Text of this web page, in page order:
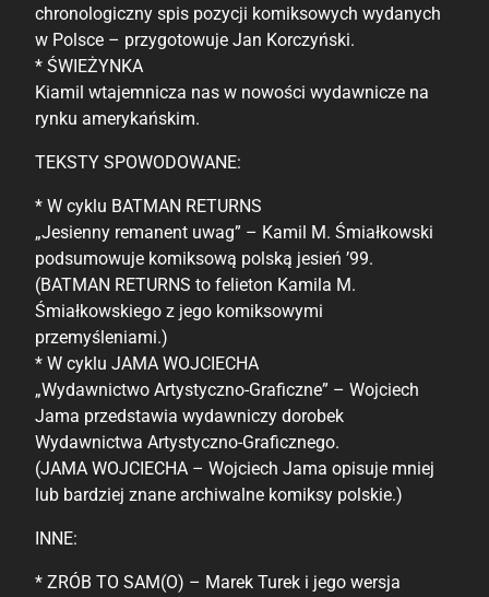
chronologiczny spis pozycji komiksowych wydanych
w Polsce – przygotowuje Jan Korczyński.
* ŚWIEŻYNKA
Kiamil wtajemnicza nas w nowości wydawnicze na
rynku amerykańskim.
TEKSTY SPOWODOWANE:
* W cyklu BATMAN RETURNS
„Jesienny remanent uwag” – Kamil M. Śmiałkowski
podsumowuje komiksową polską jesień ’99.
(BATMAN RETURNS to felieton Kamila M.
Śmiałkowskiego z jego komiksowymi
przemyśleniami.)
* W cyklu JAMA WOJCIECHA
„Wydawnictwo Artystyczno-Graficzne” – Wojciech
Jama przedstawia wydawniczy dorobek
Wydawnictwa Artystyczno-Graficznego.
(JAMA WOJCIECHA – Wojciech Jama opisuje mniej
lub bardziej znane archiwalne komiksy polskie.)
INNE:
* ZRÓB TO SAM(O) – Marek Turek i jego wersja